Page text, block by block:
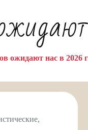
ожидают нас в 2026